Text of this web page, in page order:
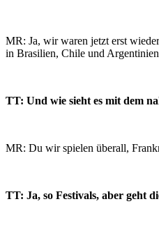
MR: Ja, wir waren jetzt erst
in Brasilien, Chile und
TT: Und wie sieht es mit dem
MR: Du wir spielen überall,
TT: Ja, so Festivals, aber geht